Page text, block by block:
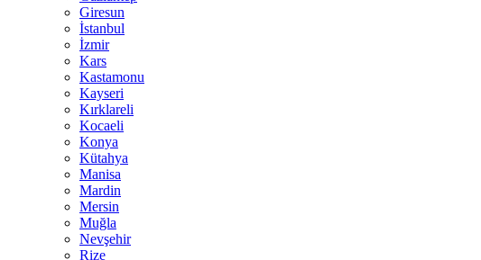
Giresun
İstanbul
İzmir
Kars
Kastamonu
Kayseri
Kırklareli
Kocaeli
Konya
Kütahya
Manisa
Mardin
Mersin
Muğla
Nevşehir
Rize